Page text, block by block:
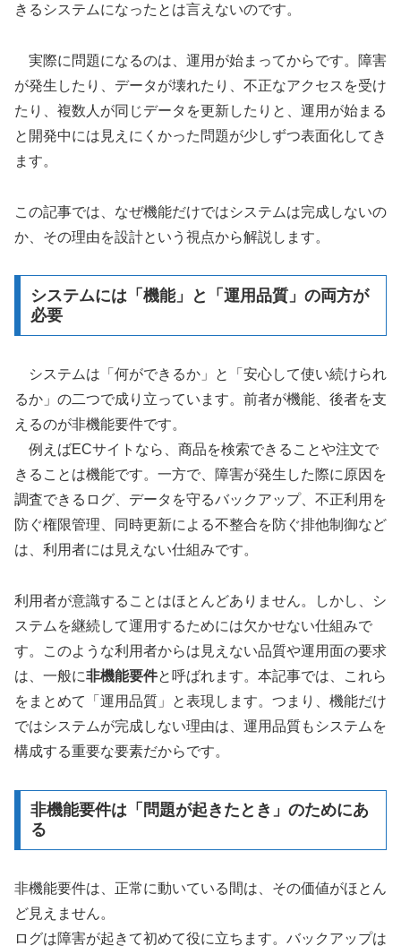
きるシステムになったとは言えないのです。
実際に問題になるのは、運用が始まってからです。障害
が発生したり、データが壊れたり、不正なアクセスを受け
たり、複数人が同じデータを更新したりと、運用が始まる
と開発中には見えにくかった問題が少しずつ表面化してき
ます。
この記事では、なぜ機能だけではシステムは完成しないの
か、その理由を設計という視点から解説します。
システムには「機能」と「運用品質」の両方が
必要
システムは「何ができるか」と「安心して使い続けられ
るか」の二つで成り立っています。前者が機能、後者を支
えるのが非機能要件です。
例えばECサイトなら、商品を検索できることや注文で
きることは機能です。一方で、障害が発生した際に原因を
調査できるログ、データを守るバックアップ、不正利用を
防ぐ権限管理、同時更新による不整合を防ぐ排他制御など
は、利用者には見えない仕組みです。
利用者が意識することはほとんどありません。しかし、シ
ステムを継続して運用するためには欠かせない仕組みで
す。このような利用者からは見えない品質や運用面の要求
は、一般に非機能要件と呼ばれます。本記事では、これら
をまとめて「運用品質」と表現します。つまり、機能だけ
ではシステムが完成しない理由は、運用品質もシステムを
構成する重要な要素だからです。
非機能要件は「問題が起きたとき」のためにあ
る
非機能要件は、正常に動いている間は、その価値がほとん
ど見えません。
ログは障害が起きて初めて役に立ちます。バックアップは